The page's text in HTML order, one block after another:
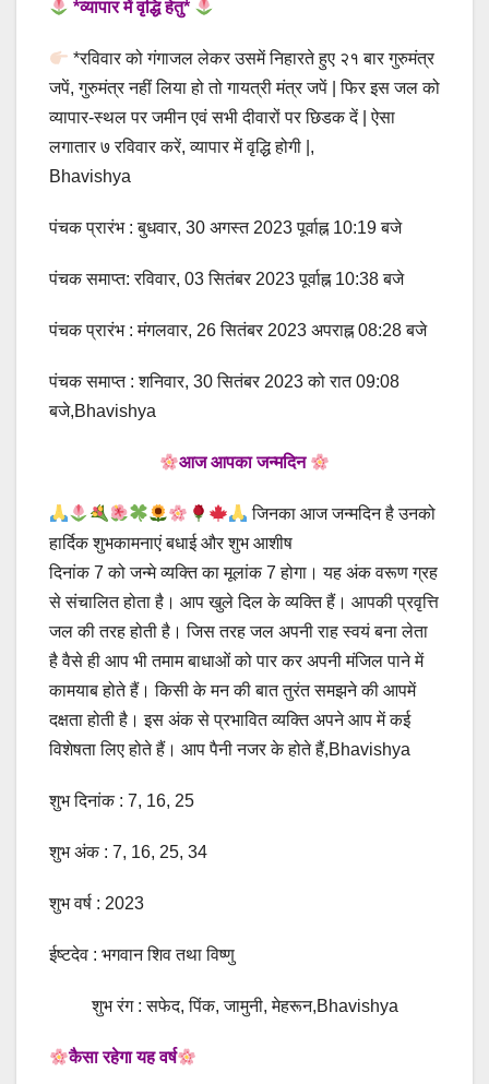
*व्यापार में वृद्धि हेतु*
*रविवार को गंगाजल लेकर उसमें निहारते हुए २१ बार गुरुमंत्र
जपें, गुरुमंत्र नहीं लिया हो तो गायत्री मंत्र जपें | फिर इस जल को
व्यापार-स्थल पर जमीन एवं सभी दीवारों पर छिडक दें | ऐसा
लगातार ७ रविवार करें, व्यापार में वृद्धि होगी |,
Bhavishya
पंचक प्रारंभ : बुधवार, 30 अगस्त 2023 पूर्वाह्न 10:19 बजे
पंचक समाप्त: रविवार, 03 सितंबर 2023 पूर्वाह्न 10:38 बजे
पंचक प्रारंभ : मंगलवार, 26 सितंबर 2023 अपराह्न 08:28 बजे
पंचक समाप्त : शनिवार, 30 सितंबर 2023 को रात 09:08
बजे,Bhavishya
आज आपका जन्मदिन
जिनका आज जन्मदिन है उनको
हार्दिक शुभकामनाएं बधाई और शुभ आशीष
दिनांक 7 को जन्मे व्यक्ति का मूलांक 7 होगा। यह अंक वरूण ग्रह
से संचालित होता है। आप खुले दिल के व्यक्ति हैं। आपकी प्रवृत्ति
जल की तरह होती है। जिस तरह जल अपनी राह स्वयं बना लेता
है वैसे ही आप भी तमाम बाधाओं को पार कर अपनी मंजिल पाने में
कामयाब होते हैं। किसी के मन की बात तुरंत समझने की आपमें
दक्षता होती है। इस अंक से प्रभावित व्यक्ति अपने आप में कई
विशेषता लिए होते हैं। आप पैनी नजर के होते हैं,Bhavishya
शुभ दिनांक : 7, 16, 25
शुभ अंक : 7, 16, 25, 34
शुभ वर्ष : 2023
ईष्टदेव : भगवान शिव तथा विष्णु
शुभ रंग : सफेद, पिंक, जामुनी, मेहरून,Bhavishya
कैसा रहेगा यह वर्ष